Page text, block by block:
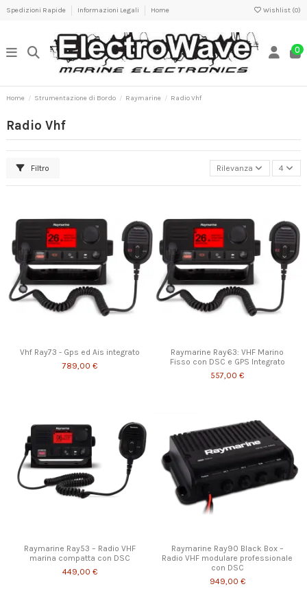
Spedizioni Rapide Informazioni Legali Home Wishlist (0)
0
Home Strumentazione di Bordo Raymarine Radio Vhf
Radio Vhf
Filtro Rilevanza 4
Vhf Ray73 - Gps ed Ais integrato
789,00 €
Raymarine Ray63: VHF Marino
Fisso con DSC e GPS Integrato
557,00 €
Raymarine Ray53 – Radio VHF
marina compatta con DSC
449,00 €
Raymarine Ray90 Black Box –
Radio VHF modulare professionale
con DSC
949,00 €